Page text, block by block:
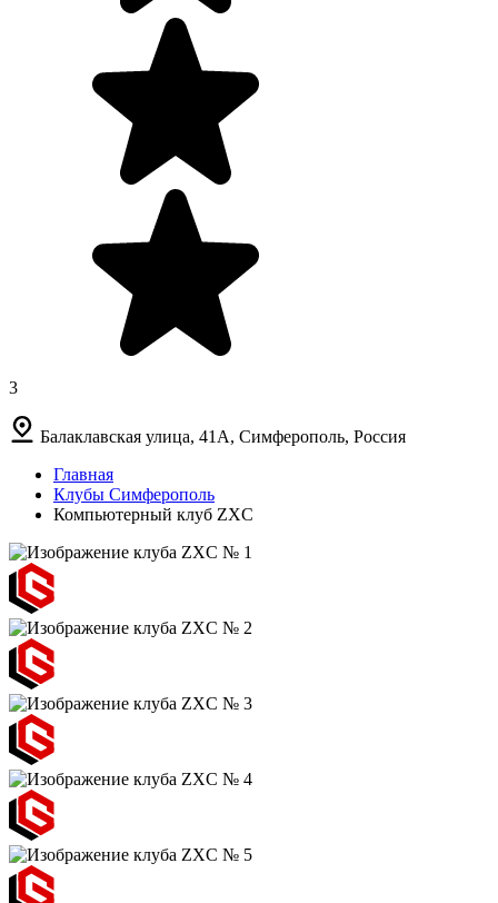
3
Балаклавская улица, 41А, Симферополь, Россия
Главная
Клубы Симферополь
Компьютерный клуб ZXC